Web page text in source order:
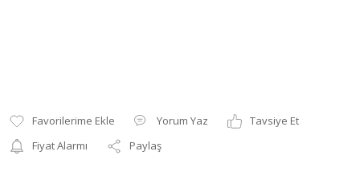
Yorum Yaz
Tavsiye Et
Fiyat Alarmı
Paylaş